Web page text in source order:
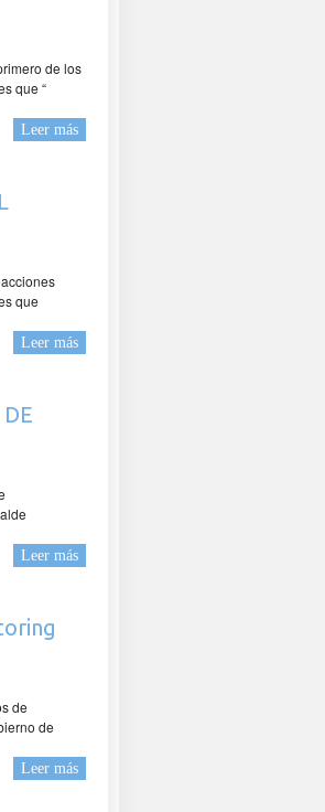
de los
que “
Leer más
que
Leer más
Leer más
de
de
Leer más